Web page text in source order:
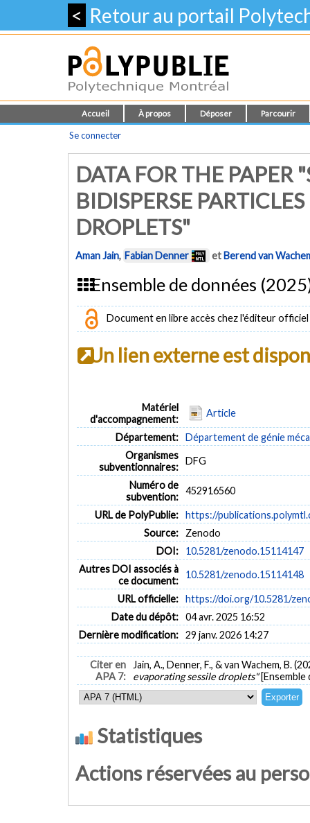
< Retour au portail
Accueil À propos Déposer Parcourir
Se connecter
DATA FOR THE PAPER
BIDISPERSE
DROPLETS"
Aman Jain, Fabian Denner etBerend van
Ensemble de données
Document en libre accès chez l'éditeur officiel
Un lien externe est
Matériel
d'accompagnement:
Article
Département: Département de génie
Organismes
subventionnaires:
DFG
Numéro de
subvention:
452916560
URL de PolyPublie: https://
Source:
Zenodo
DOI:
10.5281/zenodo.15114147
Autres DOI associés à
ce document:
10.5281/zenodo.15114148
URL officielle: https://doi.org/10.5281/
Date du dépôt: 04 avr. 2025 16:52
Dernière modification: 29 janv. 2026 14:27
Citer en
APA 7:
Jain, A., Denner, F., & van Wachem, B.
evaporating sessile droplets"
Statistiques
Actions réservées au